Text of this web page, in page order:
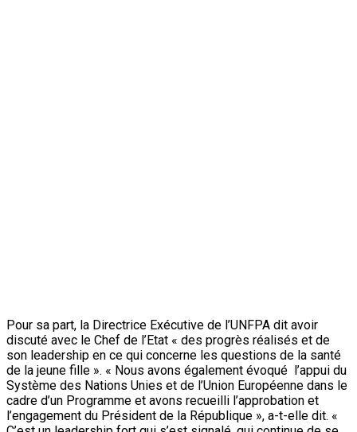
Précédent : Signature d’une convention militaire
nigéro-allemande : Pour un renforcement de
capacités des FAN dans la lutte contre le terrorisme
Suivant:TICAD 7 à Yokohama (Japon) : Le Président
Issoufou Mahamadou a présidé le vendredi 30 août
dernier, une importante réunion sur le thème : « le
renforcement de la paix et de la stabilité»